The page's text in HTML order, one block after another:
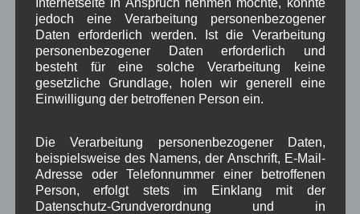
Kirche Kunsthandwerk Landwirtschaft
Musik , Natur und Umwelt , Ochsenrennen
Schule Sport , Tagespflege , Tourismus ,
TV ,Umfrage Veranstaltung , Verkehr
Verwaltung , Video ,
Vorstand Dorferneuerung , Woiga.de ,
Zeitung , Zigarettensteig
Internetseite in Anspruch nehmen möchte, könnte
jedoch eine Verarbeitung personenbezogener
Daten erforderlich werden. Ist die Verarbeitung
personenbezogener Daten erforderlich und
besteht für eine solche Verarbeitung keine
gesetzliche Grundlage, holen wir generell eine
Einwilligung der betroffenen Person ein.
Die Verarbeitung personenbezogener Daten,
beispielsweise des Namens, der Anschrift, E-Mail-
Adresse oder Telefonnummer einer betroffenen
Person, erfolgt stets im Einklang mit der
Datenschutz-Grundverordnung und in